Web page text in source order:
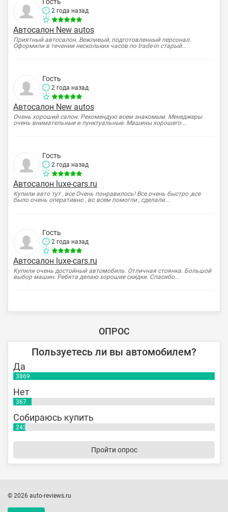
2 года назад
Автосалон New autos
Приятный автосалон. Вежливый, подготовленный персонал.
Оформили в течении нескольких часов по trade-in старый...
Гость
2 года назад
Автосалон New autos
Очень хороший салон. Рекомендую всем знакомым. Менеджеры
очень внимательные и пунктуальные. Машины хорошего...
Гость
2 года назад
Автосалон luxe-cars.ru
Купили авто тут , все Очень понравилось! Все очень быстро ,все
было очень оперативно , во всем помогли , сделали...
Гость
2 года назад
Автосалон luxe-cars.ru
Купили очень достойный автомобиль. Отличная стоянка. Большой
выбор машин. Ребята делаю хорошие скидки. Спасибо...
ОПРОС
Пользуетесь ли вы автомобилем?
Да
3869
Нет
367
Собираюсь купить
243
Пройти опрос
© 2026 auto-reviews.ru